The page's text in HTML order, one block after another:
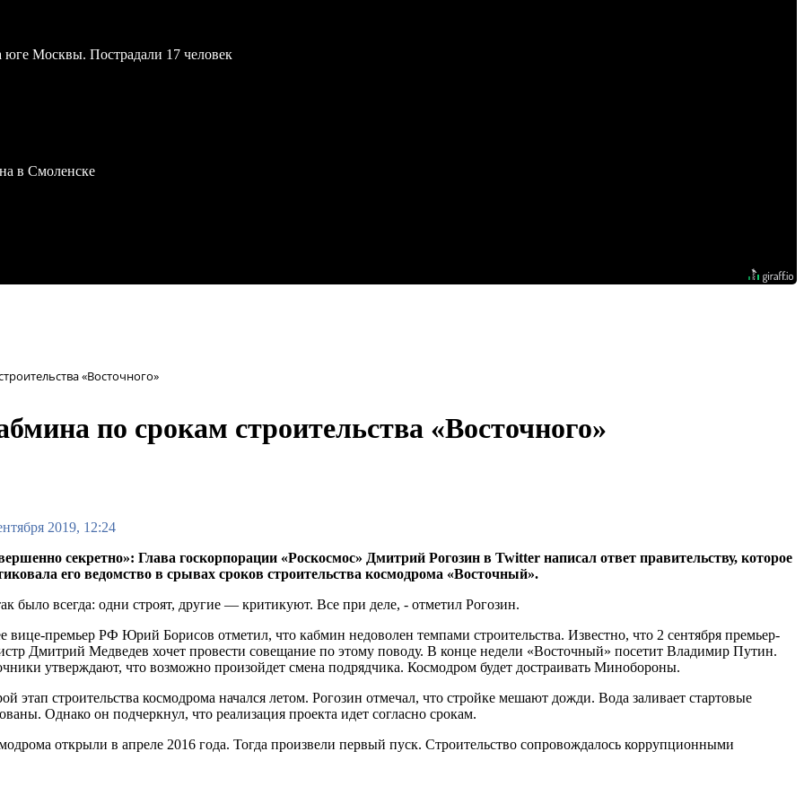
юге Москвы. Пострадали 17 человек
в Смоленске
«Восточного»
по срокам строительства «Восточного»
2019, 12:24
секретно»: Глава госкорпорации «Роскосмос» Дмитрий Рогозин в Twitter написал ответ правительству, которое
его ведомство в срывах сроков строительства космодрома «Восточный».
было всегда: одни строят, другие — критикуют. Все при деле, - отметил Рогозин.
вице-премьер РФ Юрий Борисов отметил, что кабмин недоволен темпами строительства. Известно, что 2 сентября премьер-
Дмитрий Медведев хочет провести совещание по этому поводу. В конце недели «Восточный» посетит Владимир Путин.
утверждают, что возможно произойдет смена подрядчика. Космодром будет достраивать Минобороны.
этап строительства космодрома начался летом. Рогозин отмечал, что стройке мешают дожди. Вода заливает стартовые
Однако он подчеркнул, что реализация проекта идет согласно срокам.
открыли в апреле 2016 года. Тогда произвели первый пуск. Строительство сопровождалось коррупционными